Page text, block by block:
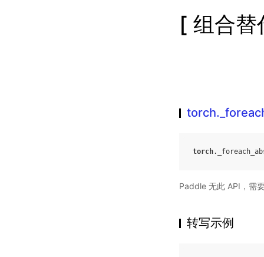
[ 组合
torch.
Paddle 无此 API，需
转写示例